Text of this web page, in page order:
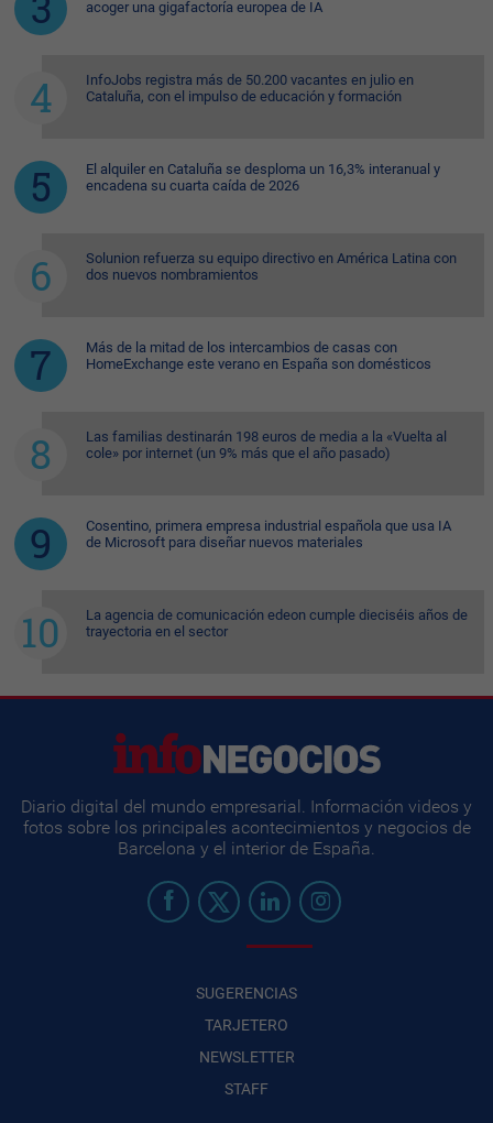
acoger una gigafactoría europea de IA
InfoJobs registra más de 50.200 vacantes en julio en
Cataluña, con el impulso de educación y formación
El alquiler en Cataluña se desploma un 16,3% interanual y
encadena su cuarta caída de 2026
Solunion refuerza su equipo directivo en América Latina con
dos nuevos nombramientos
Más de la mitad de los intercambios de casas con
HomeExchange este verano en España son domésticos
Las familias destinarán 198 euros de media a la «Vuelta al
cole» por internet (un 9% más que el año pasado)
Cosentino, primera empresa industrial española que usa IA
de Microsoft para diseñar nuevos materiales
La agencia de comunicación edeon cumple dieciséis años de
trayectoria en el sector
Diario digital del mundo empresarial. Información videos y
fotos sobre los principales acontecimientos y negocios de
Barcelona y el interior de España.
SUGERENCIAS
TARJETERO
NEWSLETTER
STAFF